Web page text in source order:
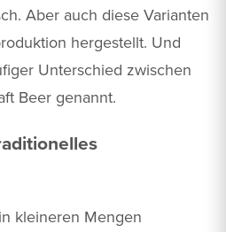
Aber auch diese Varianten
hergestellt. Und
Unterschied zwischen
Beer genannt.
kleineren Mengen